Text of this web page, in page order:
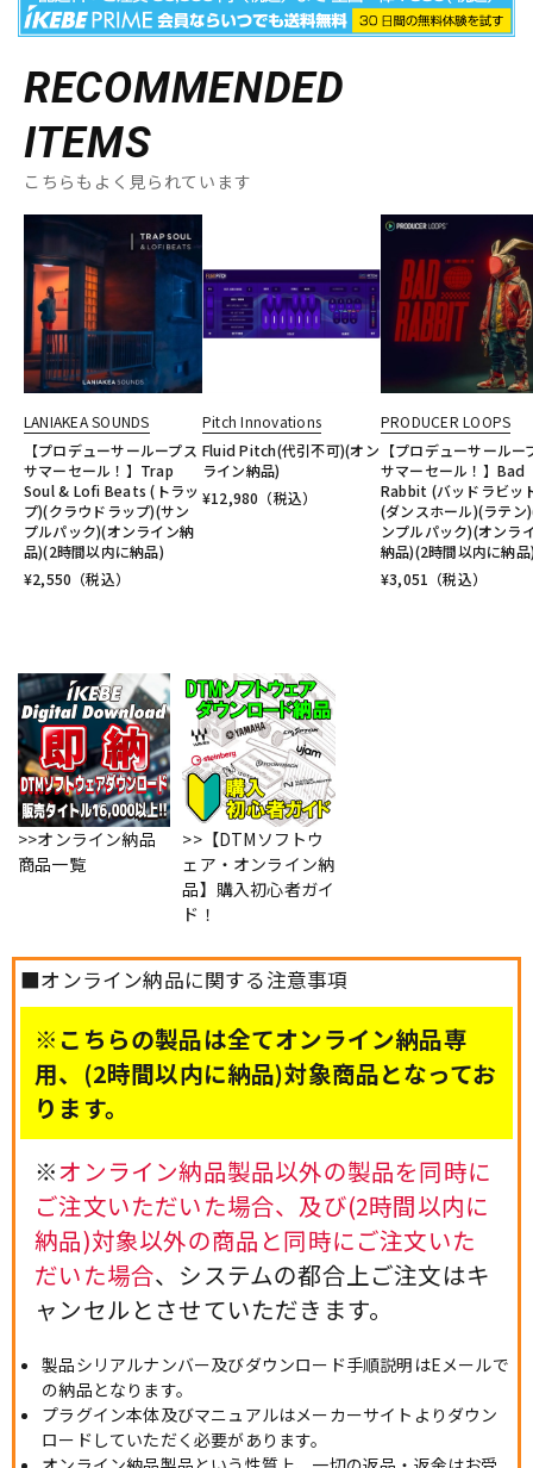
RECOMMENDED
ITEMS
こちらもよく見られています
LANIAKEA SOUNDS
【プロデューサーループス
サマーセール！】Trap
Soul & Lofi Beats (トラッ
プ)(クラウドラップ)(サン
プルパック)(オンライン納
品)(2時間以内に納品)
¥2,550 （税込）
Pitch Innovations
Fluid Pitch(代引不可)(オン
ライン納品)
¥12,980 （税込）
PRODUCER LOOPS
【プロデューサールー
サマーセール！】Bad
Rabbit (バッドラビッ
(ダンスホール)(ラテン
ンプルパック)(オンラ
納品)(2時間以内に納
¥3,051 （税込）
>>オンライン納品
商品一覧
>>【DTMソフトウ
ェア・オンライン納
品】購入初心者ガイ
ド！
■オンライン納品に関する注意事項
※こちらの製品は全てオンライン納品専
用、(2時間以内に納品)対象商品となってお
ります。
※オンライン納品製品以外の製品を同時に
ご注文いただいた場合、及び(2時間以内に
納品)対象以外の商品と同時にご注文いた
だいた場合、システムの都合上ご注文はキ
ャンセルとさせていただきます。
製品シリアルナンバー及びダウンロード手順説明はEメールで
の納品となります。
プラグイン本体及びマニュアルはメーカーサイトよりダウン
ロードしていただく必要があります。